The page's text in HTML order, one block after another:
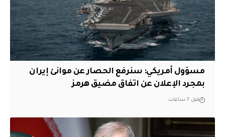
مسؤول أمريكي: سنرفع الحصار عن موانئ إيران
بمجرد الإعلان عن اتفاق مضيق هرمز
قبل 7 ساعات